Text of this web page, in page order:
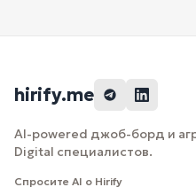
hirify.me
AI-powered джоб-борд и
Digital специалистов.
Спросите AI о Hirify